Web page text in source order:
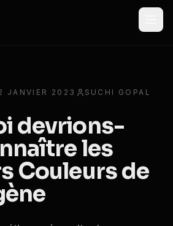
JANVIER 2023 SUCHI GOPAL
devrions-
les
Couleurs de